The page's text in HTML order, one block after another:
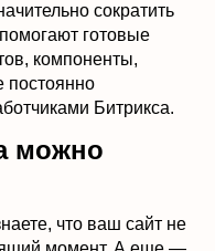
сократить
готовые
компоненты,
постоянно
Битрикса.
можно
что ваш сайт не